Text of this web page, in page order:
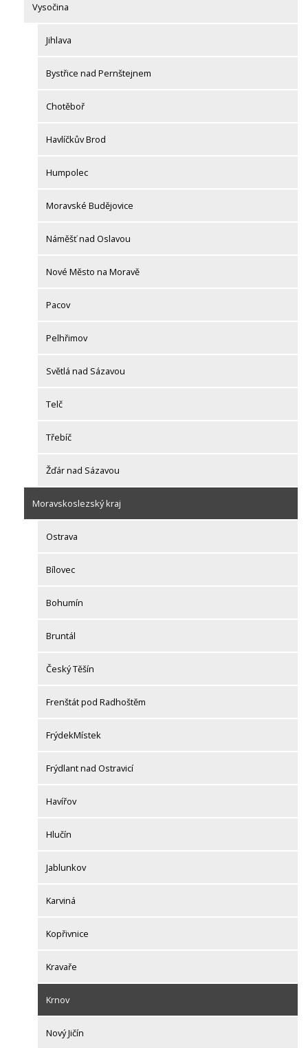
Vysočina
Jihlava
Bystřice nad Pernštejnem
Chotěboř
Havlíčkův Brod
Humpolec
Moravské Budějovice
Náměšť nad Oslavou
Nové Město na Moravě
Pacov
Pelhřimov
Světlá nad Sázavou
Telč
Třebíč
Žďár nad Sázavou
Moravskoslezský kraj
Ostrava
Bílovec
Bohumín
Bruntál
Český Těšín
Frenštát pod Radhoštěm
FrýdekMístek
Frýdlant nad Ostravicí
Havířov
Hlučín
Jablunkov
Karviná
Kopřivnice
Kravaře
Krnov
Nový Jičín